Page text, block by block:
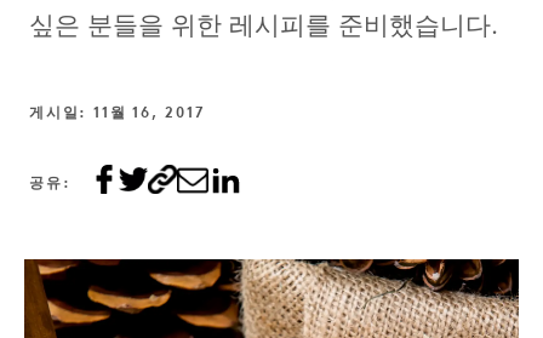
싶은 분들을 위한 레시피를 준비했습니다.
게시일: 11월 16, 2017
공유: